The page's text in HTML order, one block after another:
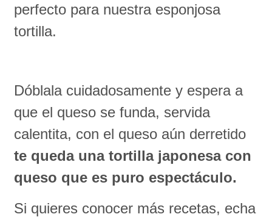
perfecto para nuestra esponjosa
tortilla.
Dóblala cuidadosamente y espera a
que el queso se funda, servida
calentita, con el queso aún derretido
te queda una tortilla japonesa con
queso que es puro espectáculo.
Si quieres conocer más recetas, echa